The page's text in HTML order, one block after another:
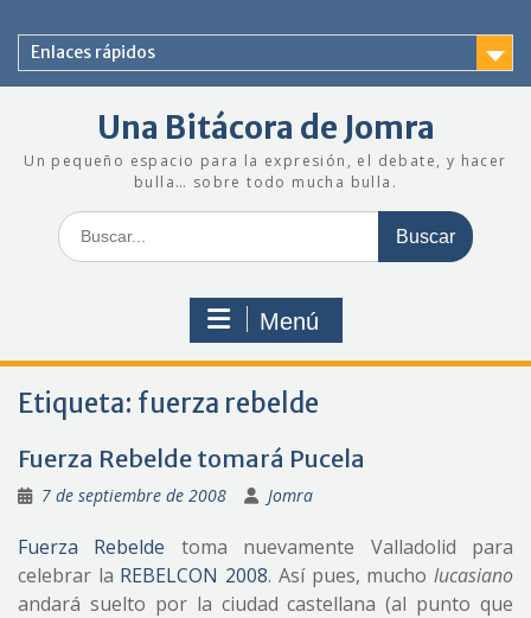
contenido
Enlaces rápidos
Una Bitácora de Jomra
Un pequeño espacio para la expresión, el debate, y hacer
bulla… sobre todo mucha bulla.
Buscar:
Menú
Etiqueta: fuerza rebelde
Fuerza Rebelde tomará Pucela
7 de septiembre de 2008 Jomra
Fuerza Rebelde toma nuevamente Valladolid para
celebrar la REBELCON 2008. Así pues, mucholucasiano
andará suelto por la ciudad castellana (al punto que